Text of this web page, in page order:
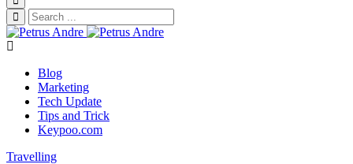
Blog
Marketing
Tech Update
Tips and Trick
Keypoo.com
Travelling